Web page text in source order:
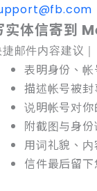
实体信寄到
邮件内容建议｜
表明身份、
描述帐号被
说明帐号对
附截图与身份
用词礼貌、内
信件最后留